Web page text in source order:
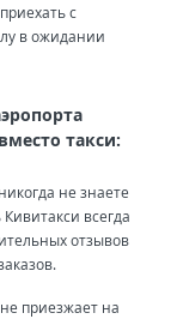
с
в ожидании
такси:
не знаете
всегда
отзывов
приезжает на